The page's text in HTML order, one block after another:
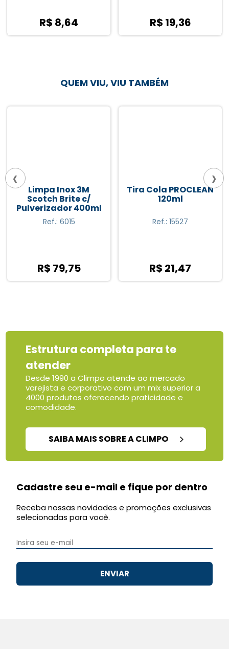
R$ 8,64 R$ 19,36
QUEM VIU, VIU TAMBÉM
Limpa Inox 3M
Scotch Brite c/
Pulverizador 400ml
Ref.: 6015
R$ 79,75
Tira Cola PROCLEAN
120ml
Ref.: 15527
R$ 21,47
‹ ›
Estrutura completa para te
atender
Desde 1990 a Climpo atende ao mercado
varejista e corporativo com um mix superior a
4000 produtos oferecendo praticidade e
comodidade.
SAIBA MAIS SOBRE A CLIMPO
Cadastre seu e-mail e fique por dentro
Receba nossas novidades e promoções exclusivas
selecionadas para você.
ENVIAR